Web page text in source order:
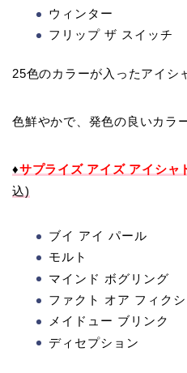
ウィンター
フリップ ザ スイッチ
25色のカラーが入ったアイシ
色鮮やかで、発色の良いカラ
♦サプライズ アイズ アイシャ
込)
ブイ アイ パール
モルト
マインド ボグリング
ファクト オア フィクシ
メイドュー ブリンク
ディセプション